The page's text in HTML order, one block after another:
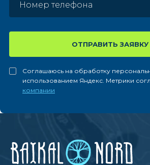
ОТПРАВИТЬ ЗАЯВКУ
Соглашаюсь на обработку
использованием Яндекс. Метрики
компании